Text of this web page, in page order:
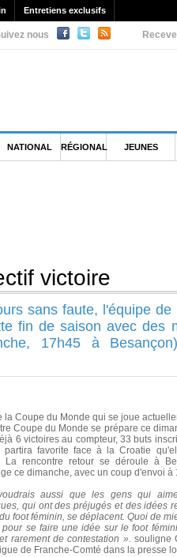
Entretiens exclusifs
nous
NATIONAL RÉGIONAL JEUNES
victoire
sans faute, l'équipe de
fin de saison avec des
17h45 à
la Coupe du Monde qui se joue
Coupe du Monde se prépare ce
6 victoires au compteur, 33 buts
partira favorite face à la Croatie
La rencontre retour se déroule à
ce dimanche, avec un coup d'envoi à
aussi que les gens qui
qui ont des préjugés et des idées
foot féminin, se déplacent. Quoi de
pour se faire une idée sur le foot
rarement de contestation ». souligne
de Franche-Comté dans la presse